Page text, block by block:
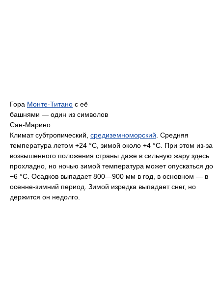
Гора Монте-Титано с её
башнями — один из символов
Сан-Марино
Климат субтропический, средиземноморский . Средняя
температура летом +24 °C, зимой около +4 °C. При этом из-за
возвышенного положения страны даже в сильную жару здесь
прохладно, но ночью зимой температура может опускаться до
−6 °C. Осадков выпадает 800—900 мм в год, в основном — в
осенне-зимний период. Зимой изредка выпадает снег, но
держится он недолго.